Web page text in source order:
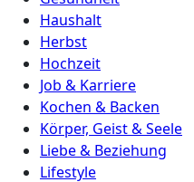
Haushalt
Herbst
Hochzeit
Job & Karriere
Kochen & Backen
Körper, Geist & Seele
Liebe & Beziehung
Lifestyle